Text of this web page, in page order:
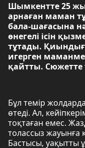
Шымкентте 25
арнаған маман
бала-шағасына
өнегелі ісін
тұтады.
игерген
қайтты.
Бұл темір
өтеді. Ал,
тоқтаған емес.
толассыз жауынға
Бастысы, уақытты